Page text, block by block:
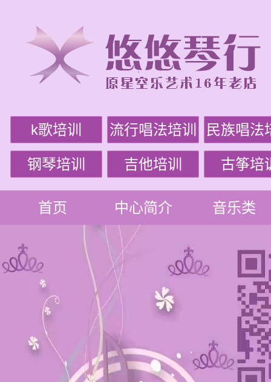
k歌培训 流行唱法培训 民族唱法
钢琴培训 吉他培训 古筝培
首页 中心简介 音乐类